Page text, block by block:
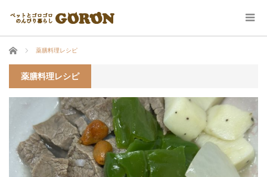
ホーム 薬膳料理レシピ
薬膳料理レシピ